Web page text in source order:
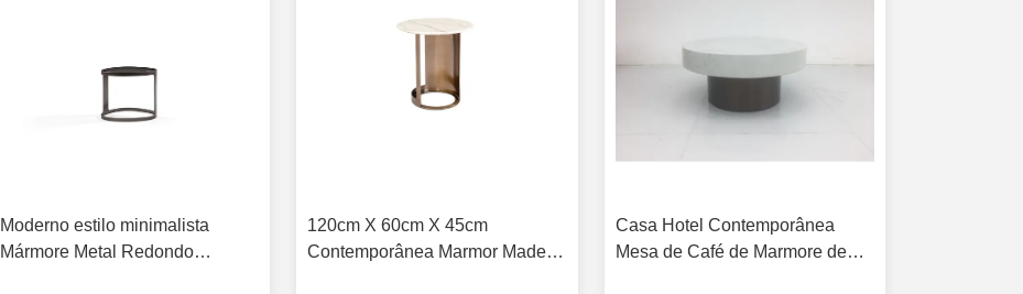
Moderno estilo minimalista
Mármore Metal Redondo
120cm X 60cm X 45cm
Contemporânea Marmor Madeira
Casa Hotel Contemporânea
Mesa de Café de Marmore de